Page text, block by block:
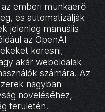
emberi munkaerő
és automatizálják
jelenleg manuális
az OpenAI
keresni,
akár weboldalak
számára. Az
nagyban
növeléséhez,
területén.